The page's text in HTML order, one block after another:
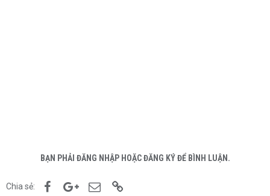
BẠN PHẢI ĐĂNG NHẬP HOẶC ĐĂNG KÝ ĐỂ BÌNH LUẬN.
Chia sẻ: FacebookGoogle+Email